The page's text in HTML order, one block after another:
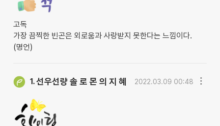
고독
가장 끔찍한 빈곤은 외로움과 사랑받지 못한다는 느낌이다.
(명언)
1.선우선량 솔 로 몬 의 지 혜 2022.03.09 00:48